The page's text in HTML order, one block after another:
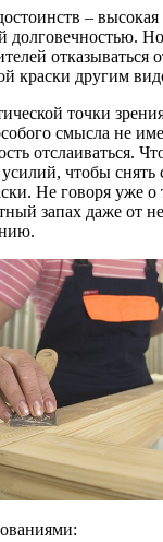
–
долговечностью.
краски другим
точки
смысла не
отслаиваться.
чтобы снять
Не говоря уже о
запах даже от